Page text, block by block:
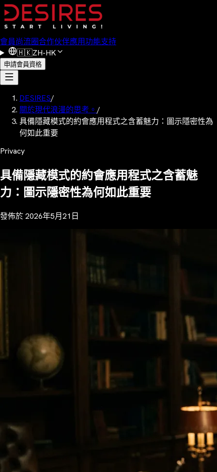
會員尚流圈合作伙伴應用功能支持
🇭🇰ZH-HK
申請會員資格
DESIRES/
關於現代浪漫的思考。 /
具備隱藏模式的約會應用程式之含蓄魅力：圖示隱密性為
何如此重要
Privacy
具備隱藏模式的約會應用程式之含蓄魅
力：圖示隱密性為何如此重要
發佈於2026年5月21日